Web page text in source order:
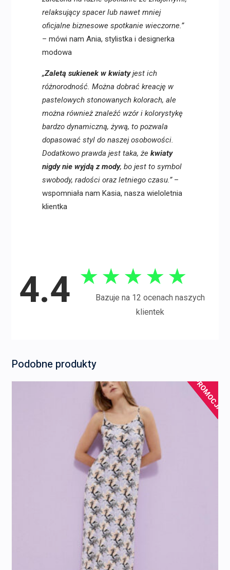
relaksujący spacer lub nawet mniej
oficjalne biznesowe spotkanie wieczorne.”
– mówi nam Ania, stylistka i designerka
modowa
„Zaletą sukienek w kwiatyjest ich
różnorodność. Można dobrać kreację w
pastelowych stonowanych kolorach, ale
można również znaleźć wzór i kolorystykę
bardzo dynamiczną, żywą, to pozwala
dopasować styl do naszej osobowości.
Dodatkowo prawda jest taka, że kwiaty
nigdy nie wyjdą z mody, bo jest to symbol
swobody, radości oraz letniego czasu.”–
wspomniała nam Kasia, nasza wieloletnia
klientka
4.4 ★ ★ ★ ★ ★
Bazuje na 12 ocenach naszych
klientek
Podobne produkty
PROMOCJA!